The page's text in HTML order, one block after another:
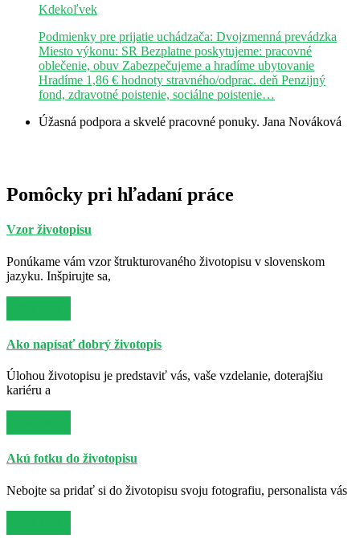
Kdekoľvek
Podmienky pre prijatie uchádzača: Dvojzmenná prevádzka
Miesto výkonu: SR Bezplatne poskytujeme: pracovné
oblečenie, obuv Zabezpečujeme a hradíme ubytovanie
Hradíme 1,86 € hodnoty stravného/odprac. deň Penzijný
fond, zdravotné poistenie, sociálne poistenie…
Úžasná podpora a skvelé pracovné ponuky. Jana Nováková
Pomôcky pri hľadaní práce
Vzor životopisu
Ponúkame vám vzor štrukturovaného životopisu v slovenskom
jazyku. Inšpirujte sa,
Ako napísať dobrý životopis
Úlohou životopisu je predstaviť vás, vaše vzdelanie, doterajšiu
kariéru a
Akú fotku do životopisu
Nebojte sa pridať si do životopisu svoju fotografiu, personalista vás